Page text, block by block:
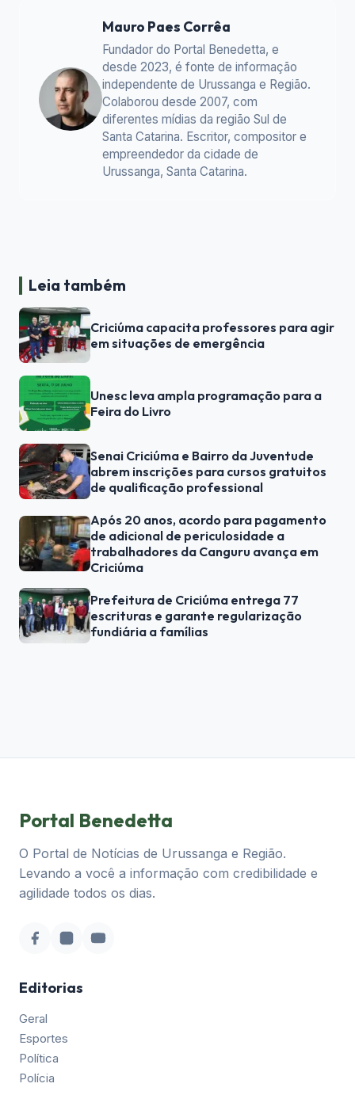
Mauro Paes Corrêa
Fundador do Portal Benedetta, e
desde 2023, é fonte de informação
independente de Urussanga e Região.
Colaborou desde 2007, com
diferentes mídias da região Sul de
Santa Catarina. Escritor, compositor e
empreendedor da cidade de
Urussanga, Santa Catarina.
Leia também
Criciúma capacita professores para agir
em situações de emergência
Unesc leva ampla programação para a
Feira do Livro
Senai Criciúma e Bairro da Juventude
abrem inscrições para cursos gratuitos
de qualificação professional
Após 20 anos, acordo para pagamento
de adicional de periculosidade a
trabalhadores da Canguru avança em
Criciúma
Prefeitura de Criciúma entrega 77
escrituras e garante regularização
fundiária a famílias
Portal Benedetta
O Portal de Notícias de Urussanga e Região.
Levando a você a informação com credibilidade e
agilidade todos os dias.
Editorias
Geral
Esportes
Política
Polícia